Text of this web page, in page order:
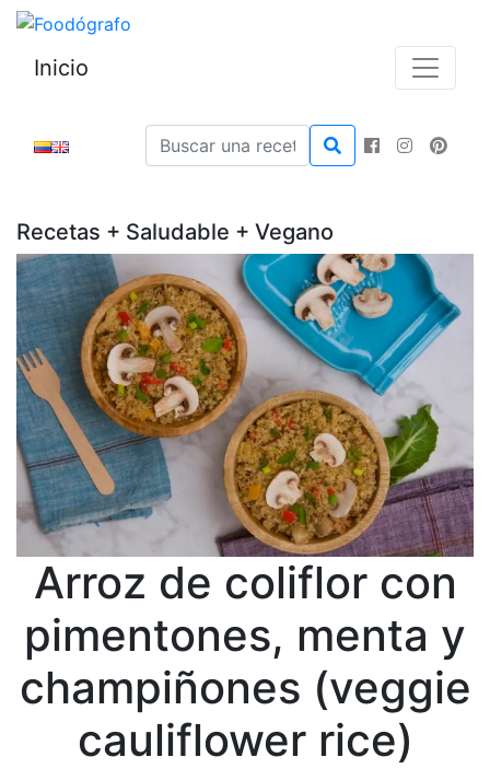
Inicio
Recetas + Saludable + Vegano
Arroz de coliflor con
pimentones, menta y
champiñones (veggie
cauliflower rice)